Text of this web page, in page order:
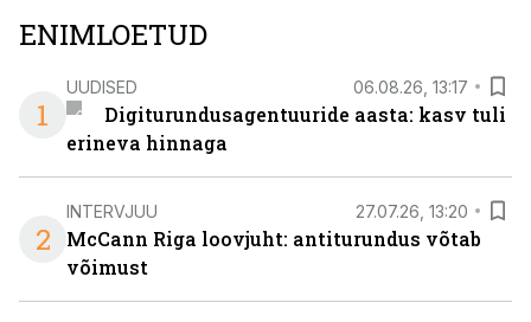
ENIMLOETUD
1
UUDISED 06.08.26, 13:17
Digiturundusagentuuride aasta: kasv tuli
erineva hinnaga
2
INTERVJUU 27.07.26, 13:20
McCann Riga loovjuht: antiturundus võtab
võimust